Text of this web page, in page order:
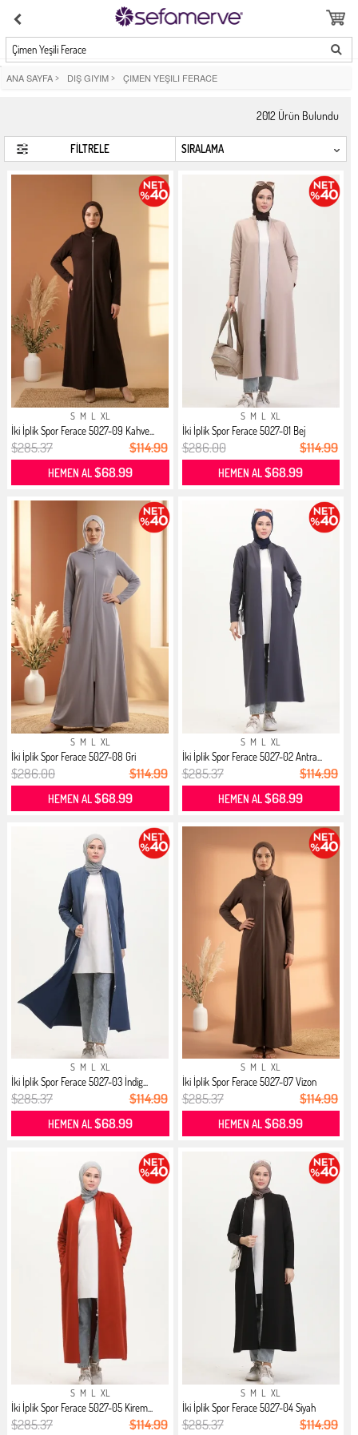
Çimen Yeşili Ferace
ANA SAYFA > DIŞ GIYIM > ÇIMEN YEŞILI FERACE
2012 Ürün Bulundu
FİLTRELE
S M L XL
İki İplik Spor Ferace 5027-09 Kahve...
$285.37 $114.99
HEMEN AL$68.99
S M L XL
İki İplik Spor Ferace 5027-01 Bej
$286.00 $114.99
HEMEN AL$68.99
S M L XL
İki İplik Spor Ferace 5027-08 Gri
$286.00 $114.99
HEMEN AL$68.99
S M L XL
İki İplik Spor Ferace 5027-02 Antra...
$285.37 $114.99
HEMEN AL$68.99
S M L XL
İki İplik Spor Ferace 5027-03 İndig...
$285.37 $114.99
HEMEN AL$68.99
S M L XL
İki İplik Spor Ferace 5027-07 Vizon
$285.37 $114.99
HEMEN AL$68.99
S M L XL
İki İplik Spor Ferace 5027-05 Kirem...
$285.37 $114.99
S M L XL
İki İplik Spor Ferace 5027-04 Siyah
$285.37 $114.99